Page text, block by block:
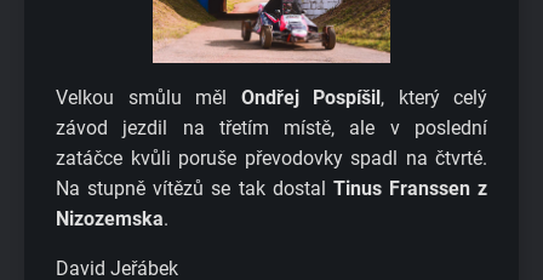
Velkou smůlu měl Ondřej Pospíšil, který celý
závod jezdil na třetím místě, ale v poslední
zatáčce kvůli poruše převodovky spadl na čtvrté.
Na stupně vítězů se tak dostal Tinus Franssen z
Nizozemska.
David Jeřábek